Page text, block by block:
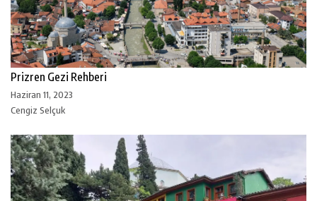
Prizren Gezi Rehberi
Haziran 11, 2023
Cengiz Selçuk